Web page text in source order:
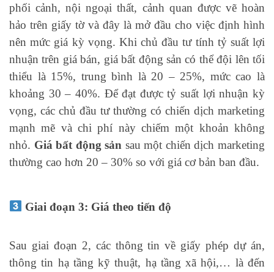
phối cảnh, nội ngoại thất, cảnh quan được vẽ hoàn
hảo trên giấy tờ và đây là mở đầu cho việc định hình
nên mức giá kỳ vọng. Khi chủ đầu tư tính tỷ suất lợi
nhuận trên giá bán, giá bất động sản có thể đội lên tối
thiểu là 15%, trung bình là 20 – 25%, mức cao là
khoảng 30 – 40%. Để đạt được tỷ suất lợi nhuận kỳ
vọng, các chủ đầu tư thường có chiến dịch marketing
mạnh mẽ và chi phí này chiếm một khoản không
nhỏ. Giá bất động sản sau một chiến dịch marketing
thường cao hơn 20 – 30% so với giá cơ bản ban đầu.
Giai đoạn 3: Giá theo tiến độ
Sau giai đoạn 2, các thông tin về giấy phép dự án,
thông tin hạ tầng kỹ thuật, hạ tầng xã hội,… là đến